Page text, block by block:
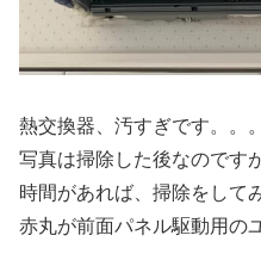
熱交換器、汚すぎです。。。
写真は掃除した後なのです
時間があれば、掃除をして
赤丸が前面パネル駆動用の